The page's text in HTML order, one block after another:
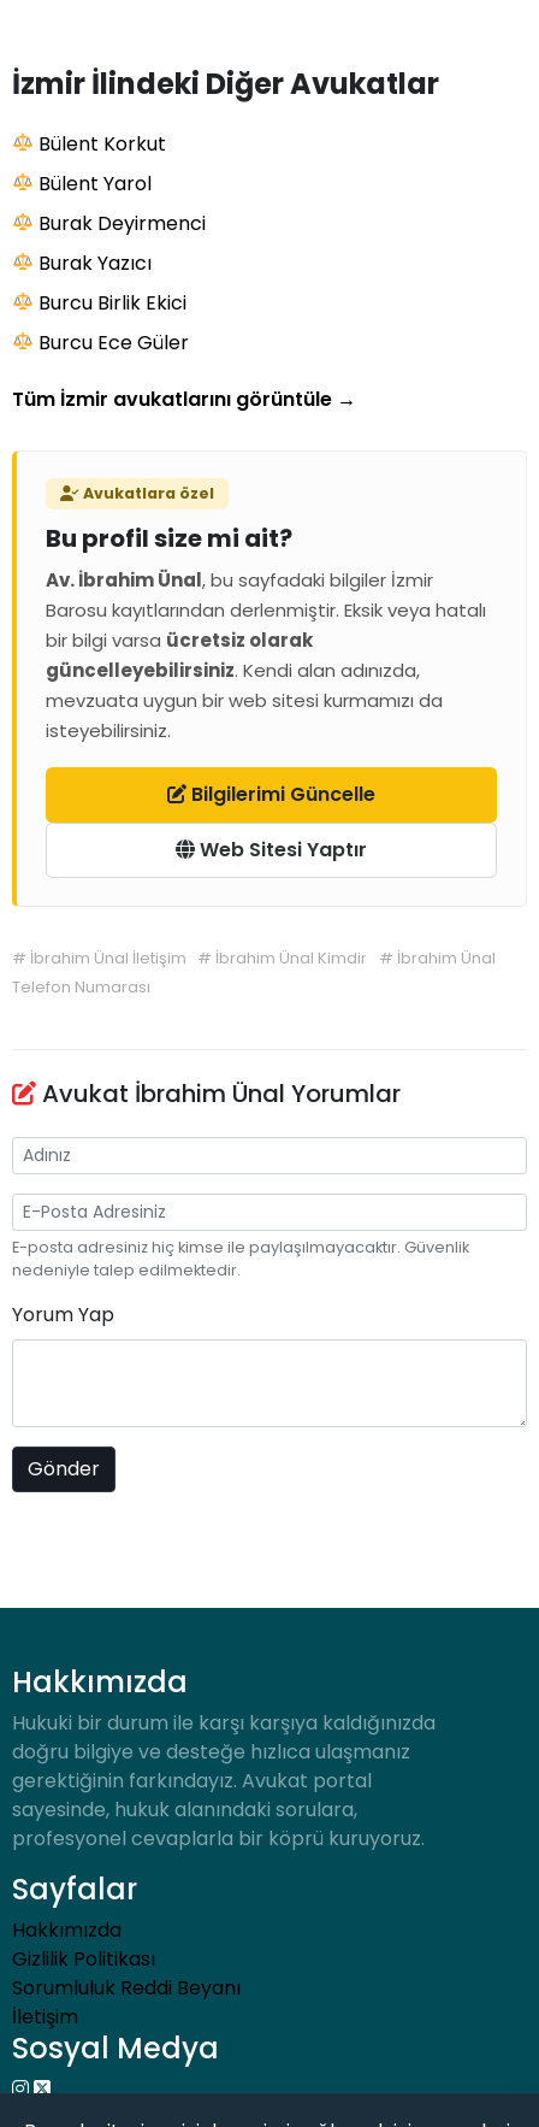
İzmir İlindeki Diğer Avukatlar
Bülent Korkut
Bülent Yarol
Burak Deyirmenci
Burak Yazıcı
Burcu Birlik Ekici
Burcu Ece Güler
Tüm İzmir avukatlarını görüntüle →
Avukatlara özel
Bu profil size mi ait?
Av. İbrahim Ünal, bu sayfadaki bilgiler İzmir
Barosu kayıtlarından derlenmiştir. Eksik veya hatalı
bir bilgi varsa ücretsiz olarak
güncelleyebilirsiniz. Kendi alan adınızda,
mevzuata uygun bir web sitesi kurmamızı da
isteyebilirsiniz.
Bilgilerimi Güncelle
Web Sitesi Yaptır
# İbrahim Ünal İletişim # İbrahim Ünal Kimdir # İbrahim Ünal
Telefon Numarası
Avukat İbrahim Ünal Yorumlar
E-posta adresiniz hiç kimse ile paylaşılmayacaktır. Güvenlik
nedeniyle talep edilmektedir.
Yorum Yap
Hakkımızda
Hukuki bir durum ile karşı karşıya kaldığınızda
doğru bilgiye ve desteğe hızlıca ulaşmanız
gerektiğinin farkındayız. Avukat portal
sayesinde, hukuk alanındaki sorulara,
profesyonel cevaplarla bir köprü kuruyoruz.
Sayfalar
Hakkımızda
Gizlilik Politikası
Sorumluluk Reddi Beyanı
İletişim
Sosyal Medya